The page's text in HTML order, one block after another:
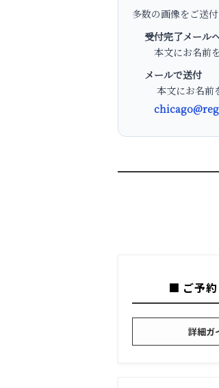
多数の画像をご送
受付完了メール
本文にお名前
メールで送付
本文にお名前
■ ご予約
詳細ガ